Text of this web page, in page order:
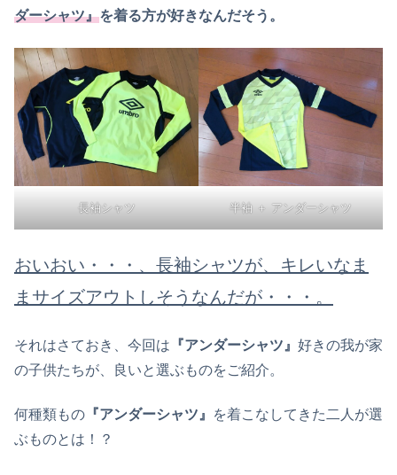
ダーシャツ』を着る方が好きなんだそう。
長袖シャツ 半袖 ＋ アンダーシャツ
おいおい・・・、長袖シャツが、 キレいなま
まサイズアウトしそうなんだが・・・。
それはさておき、今回は 『アンダーシャツ』 好きの我が家
の子供たちが、良いと選ぶものをご紹介。
何種類もの 『アンダーシャツ』
を着こなしてきた二人が選
ぶものとは！？